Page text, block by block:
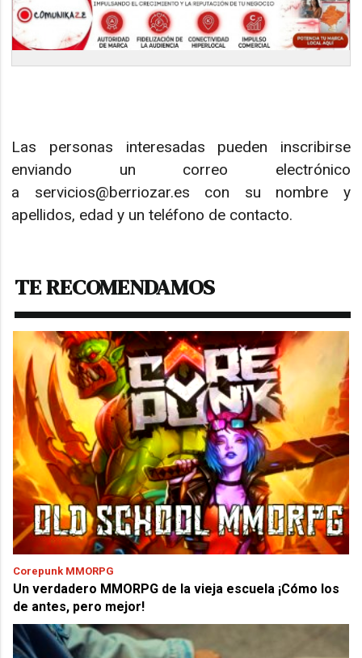
Las personas interesadas pueden inscribirse
enviando un correo electrónico
a servicios@berriozar.es con su nombre y
apellidos, edad y un teléfono de contacto.
TE RECOMENDAMOS
Corepunk MMORPG
Un verdadero MMORPG de la vieja escuela ¡Cómo los
de antes, pero mejor!